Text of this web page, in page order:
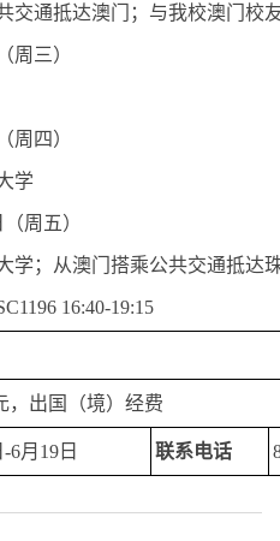
交通抵达澳门；与我校澳门校
周三）
周四）
学
周五）
学；从澳门搭乘公共交通抵达
16:40-19:15
，出国（境）经费
6月19日 联系电话